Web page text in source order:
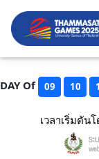
DAY Of 09 10
เวลาเริ่มตัน